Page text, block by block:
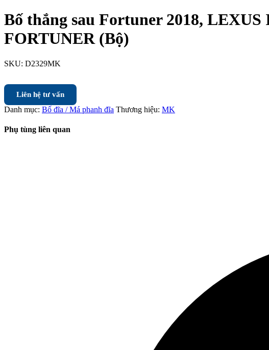
Bố thắng sau Fortuner 2018,
FORTUNER (Bộ)
SKU: D2329MK
Liên hệ tư vấn
Danh mục: Bố đĩa / Má phanh đĩa Thương hiệu: MK
Phụ tùng liên quan